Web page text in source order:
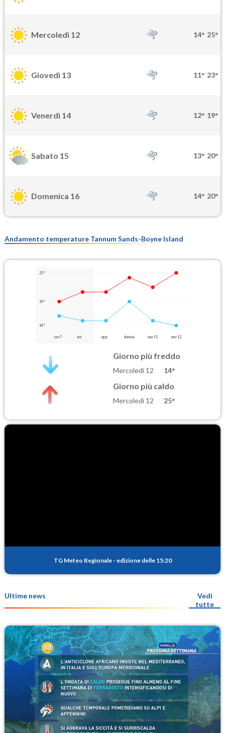
Mercoledì 12 14° 25°
Giovedì 13 11° 23°
Venerdì 14 12° 19°
Sabato 15 13° 20°
Domenica 16 14° 20°
Andamento temperature Tannum Sands-Boyne Island
25°
19°
14°
ven 7 ieri oggi domani mar 11 mer 12
Giorno più freddo
Mercoledì 12 14°
Giorno più caldo
Mercoledì 12 25°
TG Meteo Regionale - edizione delle 15:20
Ultime news
Vedi
tutte